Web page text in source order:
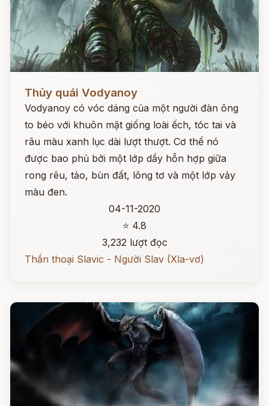
Thủy quái Vodyanoy
Vodyanoy có vóc dáng của một người đàn ông
to béo với khuôn mặt giống loài ếch, tóc tai và
râu màu xanh lục dài lượt thượt. Cơ thể nó
được bao phủ bởi một lớp dầy hỗn hợp giữa
rong rêu, tảo, bùn đất, lông tơ và một lớp vảy
màu đen.
04-11-2020
⭐ 4.8
3,232 lượt đọc
Thần thoại Slavic - Người Slav (Xla-vơ)